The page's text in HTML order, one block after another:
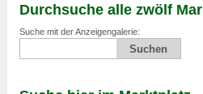
Durchsuche alle zwölf
Suche mit der Anzeigengalerie: